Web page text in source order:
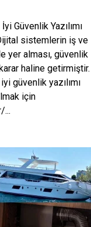
Güvenlik Yazılımı
sistemlerin iş ve
yer alması, güvenlik
haline getirmiştir.
güvenlik yazılımı
için
...